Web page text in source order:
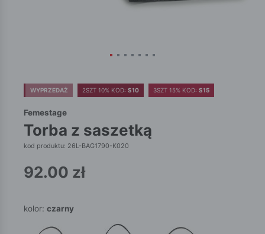
WYPRZEDAŻ 2SZT 10% KOD: S10 3SZT 15% KOD: S15
Femestage
torba z saszetką
kod produktu: 26L-BAG1790-K020
92.00 zł
kolor: czarny